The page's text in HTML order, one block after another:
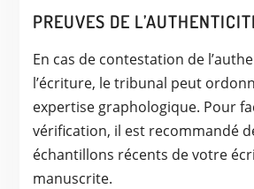
PREUVES DE
En cas de contestation de
l’écriture, le tribunal peut
expertise graphologique. Pour
vérification, il est recommandé
échantillons récents de votre
manuscrite.